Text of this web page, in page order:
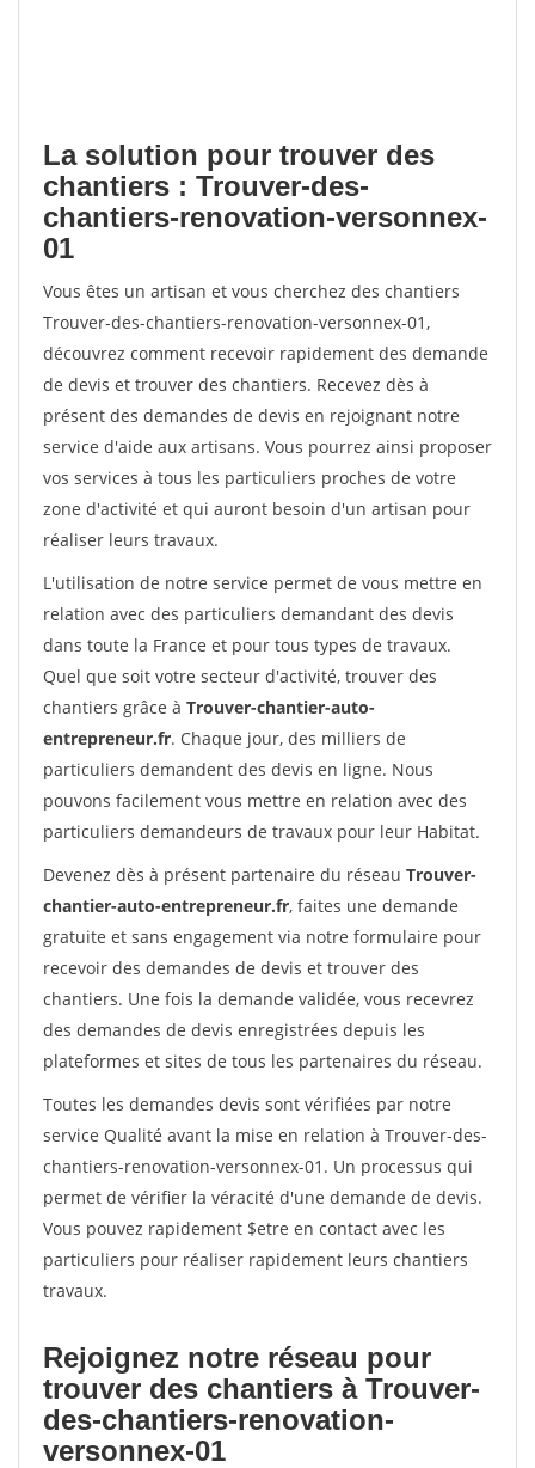
La solution pour trouver des
chantiers : Trouver-des-
chantiers-renovation-versonnex-
01
Vous êtes un artisan et vous cherchez des chantiers
Trouver-des-chantiers-renovation-versonnex-01,
découvrez comment recevoir rapidement des demande
de devis et trouver des chantiers. Recevez dès à
présent des demandes de devis en rejoignant notre
service d'aide aux artisans. Vous pourrez ainsi proposer
vos services à tous les particuliers proches de votre
zone d'activité et qui auront besoin d'un artisan pour
réaliser leurs travaux.
L'utilisation de notre service permet de vous mettre en
relation avec des particuliers demandant des devis
dans toute la France et pour tous types de travaux.
Quel que soit votre secteur d'activité, trouver des
chantiers grâce à Trouver-chantier-auto-
entrepreneur.fr. Chaque jour, des milliers de
particuliers demandent des devis en ligne. Nous
pouvons facilement vous mettre en relation avec des
particuliers demandeurs de travaux pour leur Habitat.
Devenez dès à présent partenaire du réseau Trouver-
chantier-auto-entrepreneur.fr, faites une demande
gratuite et sans engagement via notre formulaire pour
recevoir des demandes de devis et trouver des
chantiers. Une fois la demande validée, vous recevrez
des demandes de devis enregistrées depuis les
plateformes et sites de tous les partenaires du réseau.
Toutes les demandes devis sont vérifiées par notre
service Qualité avant la mise en relation à Trouver-des-
chantiers-renovation-versonnex-01. Un processus qui
permet de vérifier la véracité d'une demande de devis.
Vous pouvez rapidement $etre en contact avec les
particuliers pour réaliser rapidement leurs chantiers
travaux.
Rejoignez notre réseau pour
trouver des chantiers à Trouver-
des-chantiers-renovation-
versonnex-01